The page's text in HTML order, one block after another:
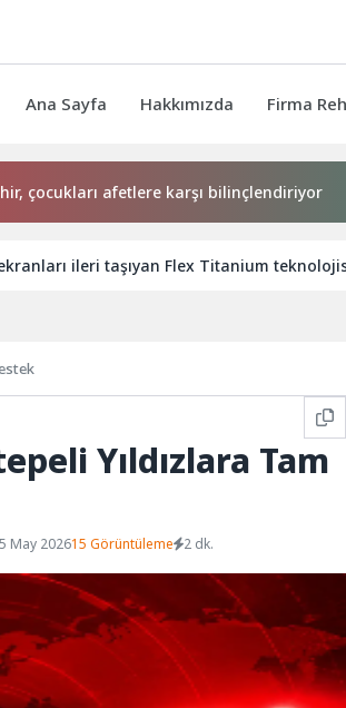
Ana Sayfa Hakkımızda Firma
afetlere karşı bilinçlendiriyor
ileri taşıyan Flex Titanium
Yıldızlara Tam
May 202615 Görüntüleme 2 dk.